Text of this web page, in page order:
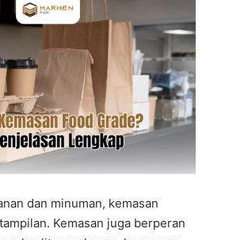
dan minuman, kemasan
Kemasan juga berperan